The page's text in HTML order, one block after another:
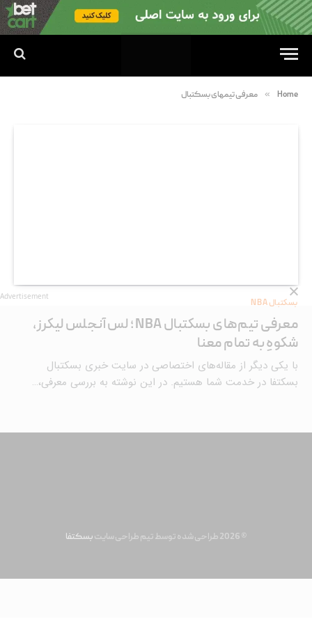
Home
» معرفی تیمهای بسکتبال
بسکتبال NBA
معرفی‌ تیم‌های بسکتبال NBA ؛ لس آنجلس لیکرز،
شکوهِ به تمام معنا
با یکی دیگر از مقاله‌های اختصاصی در سایت خبری بسکتبال
بسکتفا در خدمت شما هستیم. در این نوشته به بررسی معرفی،…
© 2026 طراحی شده توسط تیم طراحی سایت بسکتفا
Advertisement